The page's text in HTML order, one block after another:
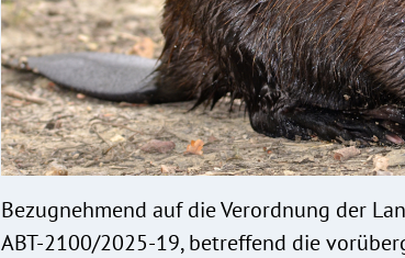
Bezugnehmend auf die Verordnung der
ABT-2100/2025-19, betreffend die